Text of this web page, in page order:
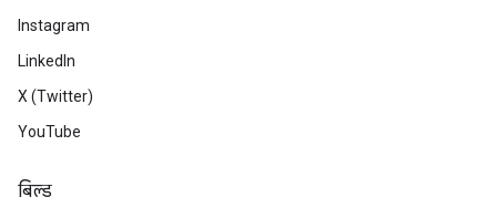
Instagram
LinkedIn
X (Twitter)
YouTube
बिल्ड